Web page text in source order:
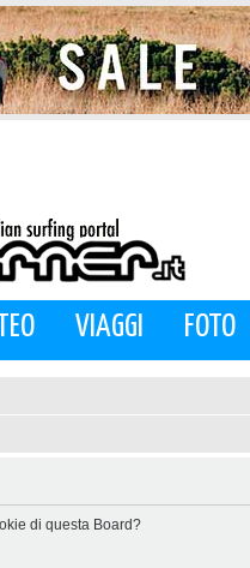
VIAGGI FOTO
di questa Board?